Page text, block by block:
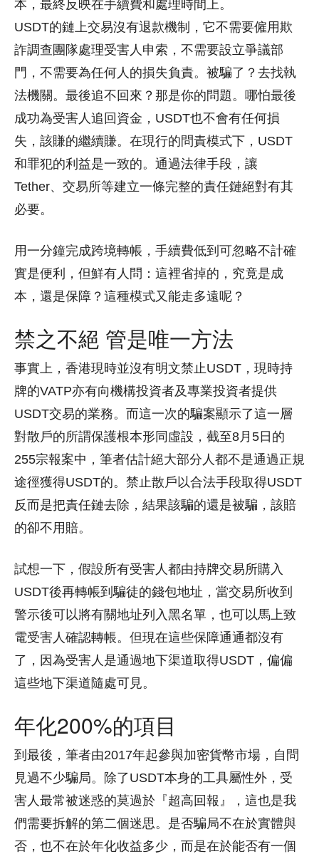
本，最終反映在手續費和處理時間上。
USDT的鏈上交易沒有退款機制，它不需要僱用欺
詐調查團隊處理受害人申索，不需要設立爭議部
門，不需要為任何人的損失負責。被騙了？去找執
法機關。最後追不回來？那是你的問題。哪怕最後
成功為受害人追回資金，USDT也不會有任何損
失，該賺的繼續賺。在現行的問責模式下，USDT
和罪犯的利益是一致的。通過法律手段，讓
Tether、交易所等建立一條完整的責任鏈絕對有其
必要。
用一分鐘完成跨境轉帳，手續費低到可忽略不計確
實是便利，但鮮有人問：這裡省掉的，究竟是成
本，還是保障？這種模式又能走多遠呢？
禁之不絕 管是唯一方法
事實上，香港現時並沒有明文禁止USDT，現時持
牌的VATP亦有向機構投資者及專業投資者提供
USDT交易的業務。而這一次的騙案顯示了這一層
對散戶的所謂保護根本形同虛設，截至8月5日的
255宗報案中，筆者估計絕大部分人都不是通過正規
途徑獲得USDT的。禁止散戶以合法手段取得USDT
反而是把責任鏈去除，結果該騙的還是被騙，該賠
的卻不用賠。
試想一下，假設所有受害人都由持牌交易所購入
USDT後再轉帳到騙徒的錢包地址，當交易所收到
警示後可以將有關地址列入黑名單，也可以馬上致
電受害人確認轉帳。但現在這些保障通通都沒有
了，因為受害人是通過地下渠道取得USDT，偏偏
這些地下渠道隨處可見。
年化200%的項目
到最後，筆者由2017年起參與加密貨幣市場，自問
見過不少騙局。除了USDT本身的工具屬性外，受
害人最常被迷惑的莫過於『超高回報』，這也是我
們需要拆解的第二個迷思。是否騙局不在於實體與
否，也不在於年化收益多少，而是在於能否有一個